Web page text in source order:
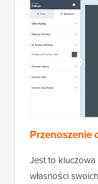
Przenoszenie
Jest to kluczowa
własności